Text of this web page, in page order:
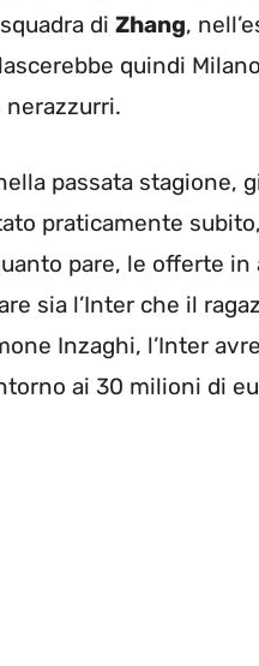
di Zhang,
quindi
nerazzurri.
passata stagione,
praticamente
pare, le offerte in
sia l’Inter che il
Inzaghi, l’Inter
ai 30 milioni di